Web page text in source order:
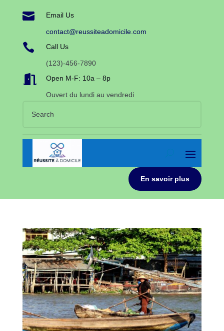
 Email Us
contact@reussiteadomicile.com
 Call Us
(123)-456-7890
 Open M-F: 10a – 8p
Ouvert du lundi au vendredi
En savoir plus